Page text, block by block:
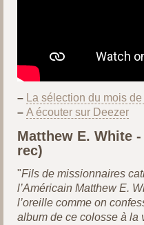
– La sélection du mois
– A écouter sur Deezer
Matthew E. White
rec)
"Fils de missionnaires
l’Américain Matthew E.
l’oreille comme on
album de ce colosse à la